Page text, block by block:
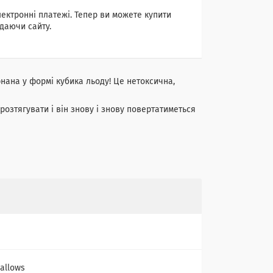
платежі. Тепер ви можете купити
сайту.
у формі кубика льоду! Це нетоксична,
і він знову і знову повертатиметься